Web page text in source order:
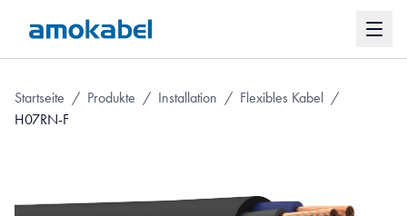
Startseite / Produkte / Installation / Flexibles Kabel /
H07RN-F